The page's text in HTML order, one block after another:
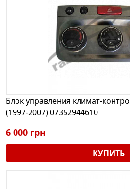
Блок управления климат-
(1997-2007) 07352944610
6 000 грн
КУПИТЬ